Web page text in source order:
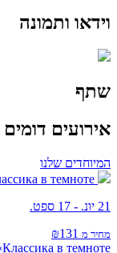
וידאו ותמונה
שתף
אירועים דומים
המיוחדים שלנו
в темноте»
21 יונ. - 17 ספט.
מחיר מ
в темноте»